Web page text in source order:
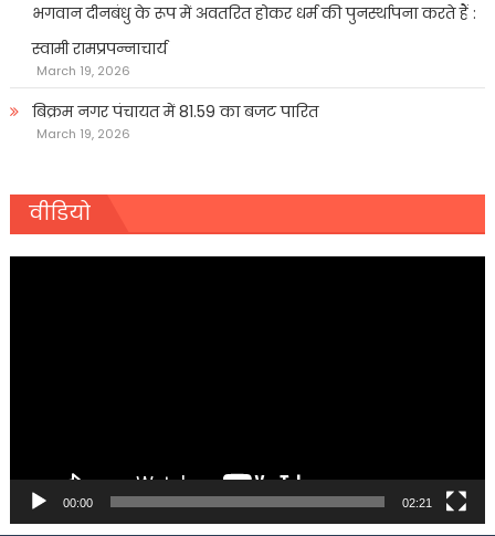
भगवान दीनबंधु के रूप में अवतरित होकर धर्म की पुनर्स्थापना करते हैं :
स्वामी रामप्रपन्नाचार्य
March 19, 2026
बिक्रम नगर पंचायत में 81.59 का बजट पारित
March 19, 2026
वीडियो
00:00 02:21